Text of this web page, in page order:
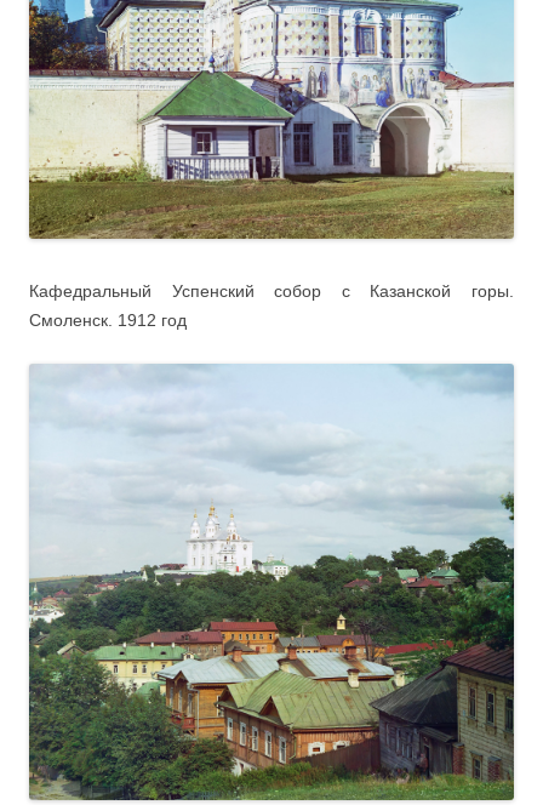
Кафедральный Успенский собор с Казанской горы.
Смоленск. 1912 год